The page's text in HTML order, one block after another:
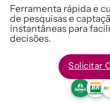
Ferramenta rápida e
de pesquisas e
instantâneas para
decisões.
Solicitar